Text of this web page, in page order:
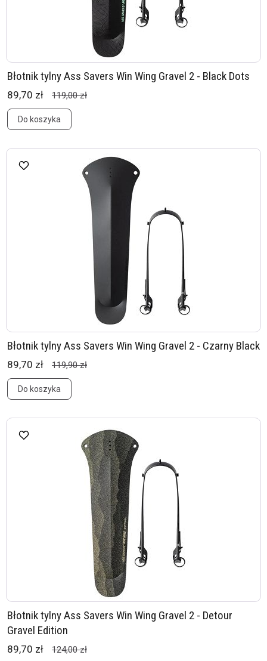
Błotnik tylny Ass Savers Win Wing Gravel 2 - Black Dots
89,70 zł 119,00 zł
Do koszyka
Błotnik tylny Ass Savers Win Wing Gravel 2 - Czarny Black
89,70 zł 119,90 zł
Do koszyka
Błotnik tylny Ass Savers Win Wing Gravel 2 - Detour
Gravel Edition
89,70 zł 124,00 zł